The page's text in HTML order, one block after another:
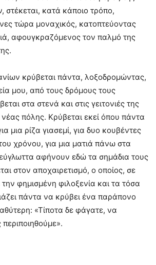
στέκεται, κατά κάποιο τρόπο,
τώρα μοναχικός, κατοπτεύοντας
αφουγκραζόμενος τον παλμό της
κρύβεται πάντα, λοξοδρομώντας,
μου, από τους δρόμους τους
στα στενά και στις γειτονιές της
πόλης. Κρύβεται εκεί όπου πάντα
μια ρίζα γιασεμί, για δυο κουβέντες
χρόνου, για μια ματιά πάνω στα
αφήνουν εδώ τα σημάδια τους
στον αποχαιρετισμό, ο οποίος, σε
φημισμένη φιλοξενία και τα τόσα
πάντα να κρύβει ένα παράπονο
«Τίποτα δε φάγατε, να